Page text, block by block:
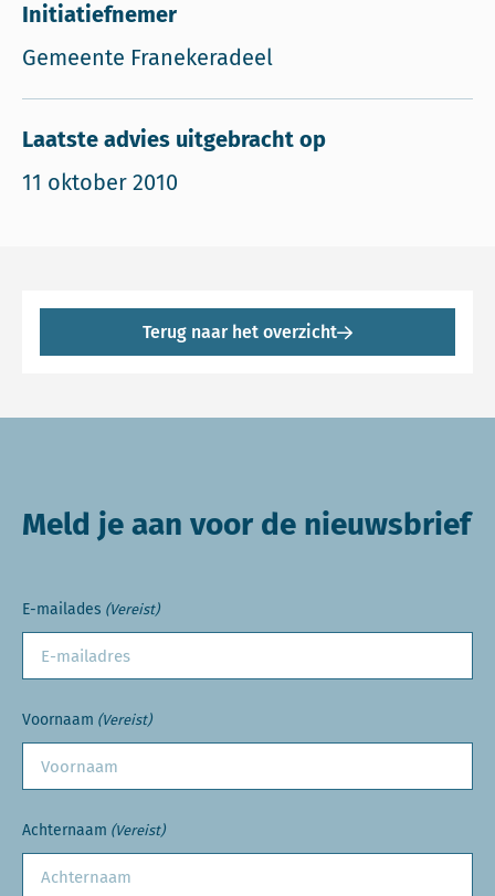
Initiatiefnemer
Gemeente Franekeradeel
Laatste advies uitgebracht op
11 oktober 2010
Terug naar het overzicht
Meld je aan voor de nieuwsbrief
E-mailades (Vereist)
Voornaam (Vereist)
Achternaam (Vereist)